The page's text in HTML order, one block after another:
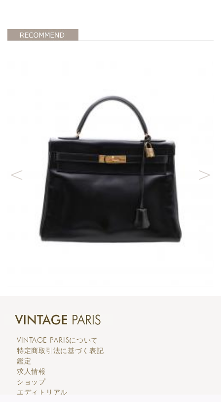
VINTAGE PARISについて
特定商取引法に基づく表記
鑑定
求人情報
ショップ
エディトリアル